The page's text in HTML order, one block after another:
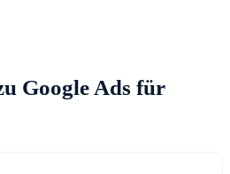
Google Ads für